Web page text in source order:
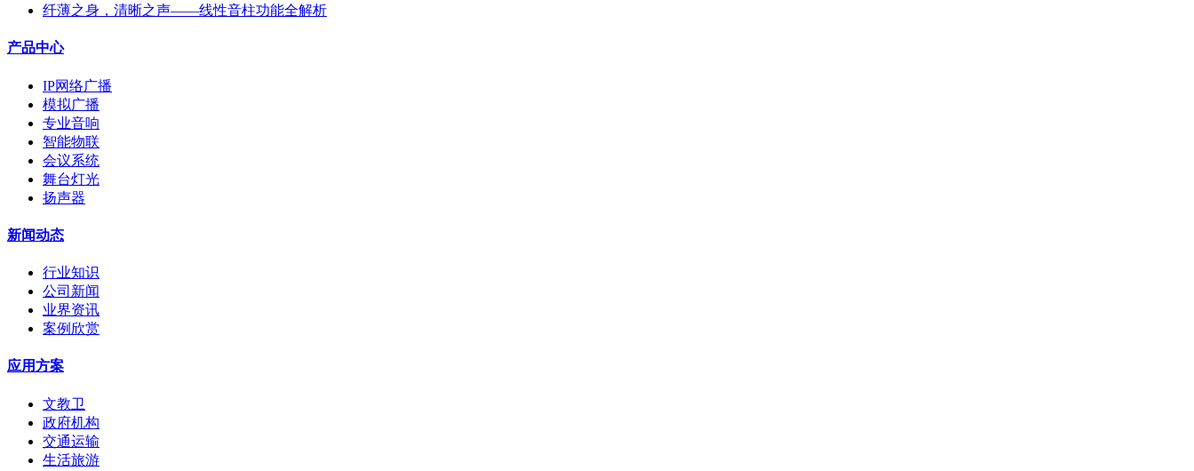
纤薄之身，清晰之声——线性音柱功能全解析
产品中心
IP网络广播
模拟广播
专业音响
智能物联
会议系统
舞台灯光
扬声器
新闻动态
行业知识
公司新闻
业界资讯
案例欣赏
应用方案
文教卫
政府机构
交通运输
生活旅游